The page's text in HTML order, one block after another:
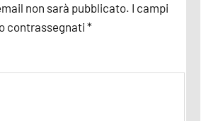
non sarà pubblicato. I campi
contrassegnati *